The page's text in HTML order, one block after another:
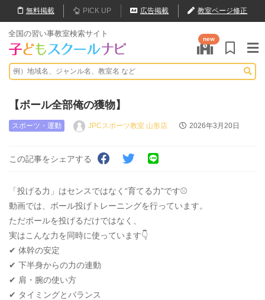
無料掲載 PICK UP 広告掲載 教室ページ修正
全国の習い事教室検索サイト
new
【ボール全部俺の獲物】
スポーツ・運動 JPCスポーツ教室 山形店 2026年3月20日
この記事をシェアする
「投げる力」はセンスではなく“育てる力”です⚾️
動画では、ボール投げトレーニングを行っています。
ただボールを投げるだけではなく、
実はこんな力を同時に使っています👇
✔ 体幹の安定
✔ 下半身からの力の連動
✔ 肩・腕の使い方
✔ タイミングとバランス